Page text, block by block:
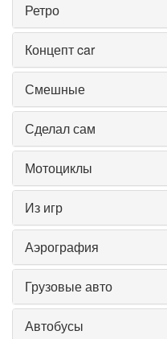
Ретро
Концепт car
Смешные
Сделал сам
Мотоциклы
Из игр
Аэрография
Грузовые авто
Автобусы